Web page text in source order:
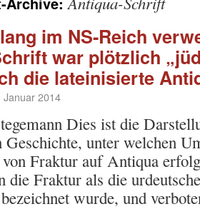
im NS-Reich
war plötzlich
die lateinisierte
Januar 2014
Dies ist die
Geschichte, unter welchen
Fraktur auf Antiqua
die Fraktur als die
wurde, und